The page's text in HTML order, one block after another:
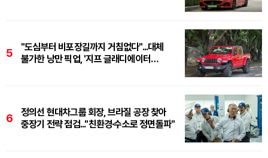
5
"도심부터 비포장길까지 거침없다"...대체
불가한 낭만 픽업, '지프 글래디에이터
6
정의선 현대차그룹 회장, 브라질 공장 찾아
중장기 전략 점검..."친환경·수소로 정면돌파"